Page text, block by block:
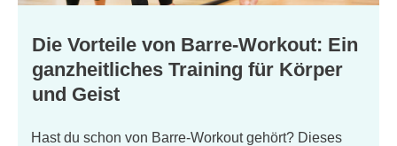
Die Vorteile von Barre-Workout: Ein
ganzheitliches Training für Körper
und Geist
Hast du schon von Barre-Workout gehört? Dieses